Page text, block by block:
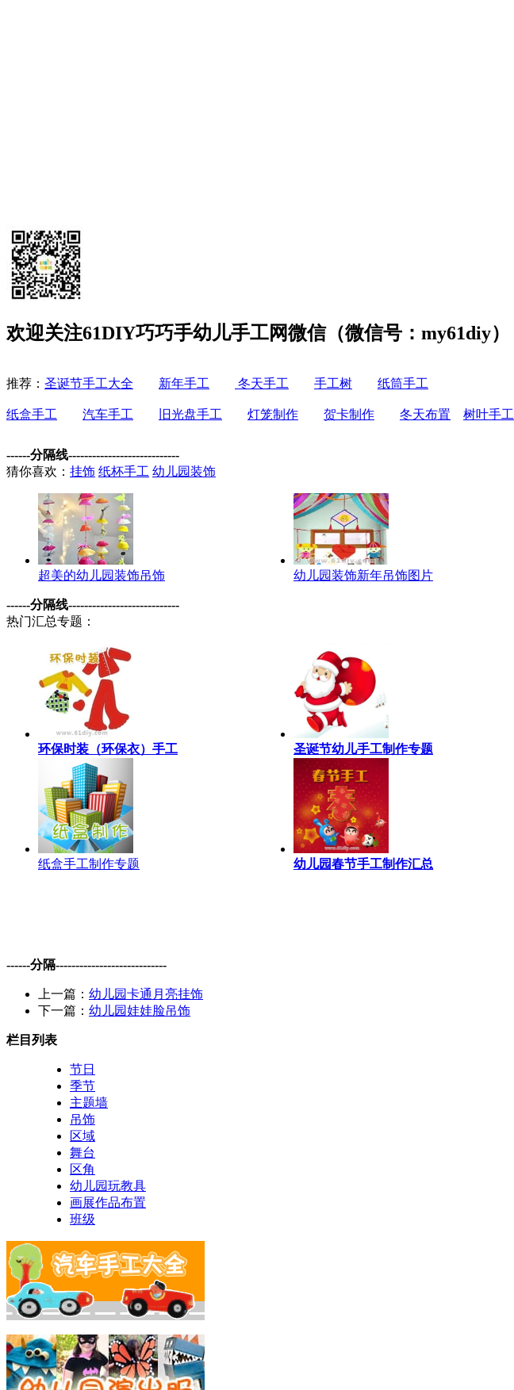
欢迎关注61DIY巧巧手幼儿手工网微信（微信号：my61diy）
推荐： 圣诞节手工大全 新年手工 冬天手工 手工树 纸筒手工
纸盒手工 汽车手工 旧光盘手工 灯笼制作 贺卡制作 冬天布置
树叶手工
------分隔线----------------------------
猜你喜欢： 挂饰 纸杯手工 幼儿园装饰
超美的幼儿园装饰吊饰 幼儿园装饰新年吊饰图片
------分隔线----------------------------
热门汇总专题：
环保时装（环保衣）手工 圣诞节幼儿手工制作专题
纸盒手工制作专题 幼儿园春节手工制作汇总
------分隔----------------------------
上一篇： 幼儿园卡通月亮挂饰
下一篇： 幼儿园娃娃脸吊饰
栏目列表
节日
季节
主题墙
吊饰
区域
舞台
区角
幼儿园玩教具
画展作品布置
班级